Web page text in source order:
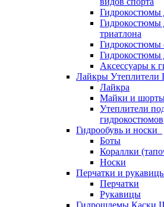
Гидрокостюмы
Гидрокостюмы
триатлона
Гидрокостюмы
Гидрокостюмы
Аксессуары к
Лайкры Утеплители
Лайкра
Майки и
Утеплители
гидрокостюмов
Гидрообувь и носки
Боты
Кораллки
Носки
Перчатки и
Перчатки
Рукавицы
Гидрошлемы Каски